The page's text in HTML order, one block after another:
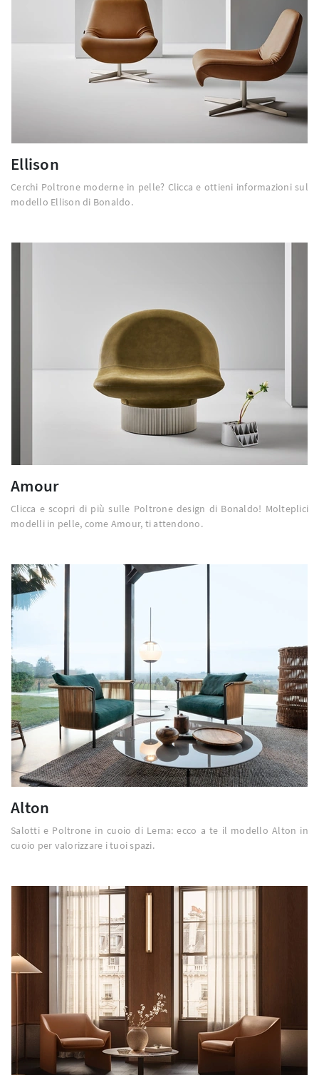
Ellison
Cerchi Poltrone moderne in pelle? Clicca e ottieni informazioni sul
modello Ellison di Bonaldo.
Amour
Clicca e scopri di più sulle Poltrone design di Bonaldo! Molteplici
modelli in pelle, come Amour, ti attendono.
Alton
Salotti e Poltrone in cuoio di Lema: ecco a te il modello Alton in
cuoio per valorizzare i tuoi spazi.